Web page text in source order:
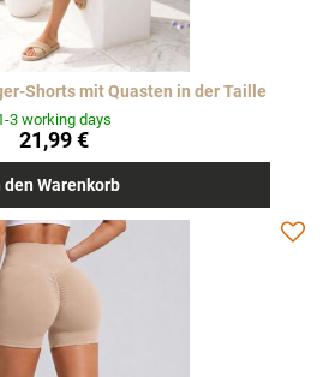
Shorts mit Quasten in der Taille
3 working days
21,99 €
den Warenkorb